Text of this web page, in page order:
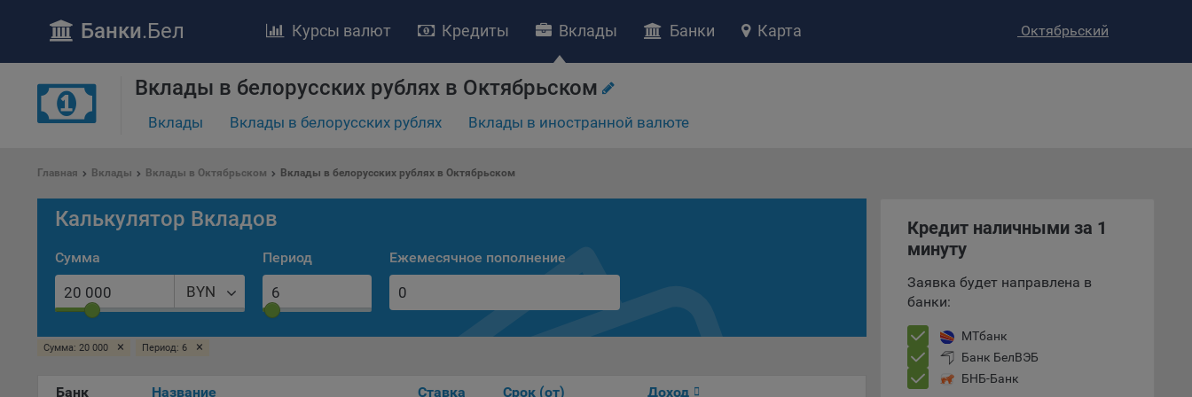
ПОЛОЖЕНИЕ «О политике обработки файлов cookie»
уделяет особое внимание защите персональных данных при их обработке и
ответственно подходит к соблюдению прав субъектов персональных данных.
персональных данных, предусмотренных статьей 17 Закона Республики
Беларусь от 7 мая 2021 г. № 99-З «О защите персональных данных» (далее –
«Закон»
файлы cookie, а также каким образом пользователи могут контролировать
Банки.Бел Октябрьский
Курсы валют Кредиты Вклады Банки Карта
Вклады в белорусских рублях в Октябрьском
Вклады Вклады в белорусских рублях Вклады в иностранной валюте
Главная Вклады Вклады в Октябрьском Вклады в белорусских рублях в Октябрьском
Калькулятор Вкладов
Сумма
BYN
Период Ежемесячное пополнение
Сумма: 20 000 × Период: 6 ×
Банк Название Ставка Срок (от) Доход
Кредит наличными за 1
минуту
Заявка будет направлена в
банки:
МТбанк
Банк БелВЭБ
БНБ-Банк